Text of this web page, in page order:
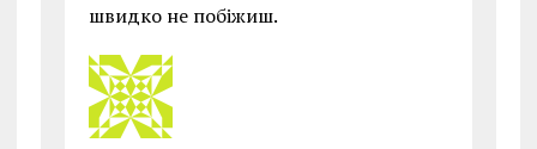
швидко не побіжиш.